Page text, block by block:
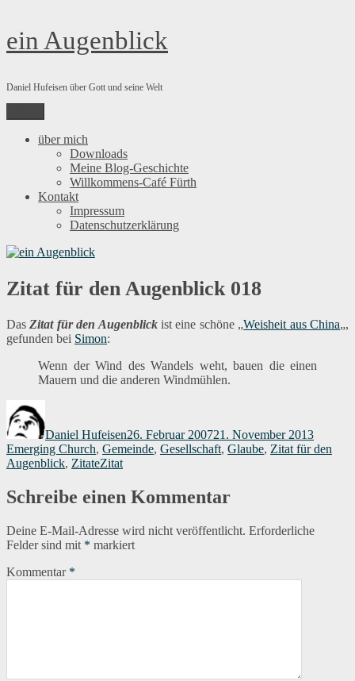
Zum
Inhalt
ein Augenblick
Daniel Hufeisen über Gott und seine Welt
über mich
Downloads
Meine Blog-Geschichte
Willkommens-Café Fürth
Kontakt
Impressum
Datenschutzerklärung
Zitat für den Augenblick 018
DasZitat für den Augenblickist eine schöne „Weisheit aus China„,
gefunden bei Simon:
Wenn der Wind des Wandels weht, bauen die einen
Mauern und die anderen Windmühlen.
Daniel Hufeisen26. Februar 200721. November 2013
Emerging Church, Gemeinde, Gesellschaft, Glaube, Zitat für den
Augenblick, ZitateSchlagwörter
Zitat
Schreibe einen Kommentar
Deine E-Mail-Adresse wird nicht veröffentlicht. Erforderliche
Felder sind mit * markiert
Kommentar *